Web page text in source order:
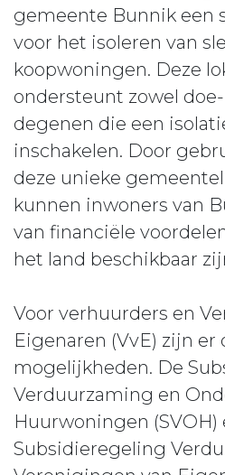
gemeente Bunnik een
voor het isoleren van
koopwoningen. Deze
ondersteunt zowel
degenen die een
inschakelen. Door
deze unieke
kunnen inwoners van
van financiële
het land beschikbaar
Voor verhuurders en
Eigenaren (VvE) zijn er
mogelijkheden. De
Verduurzaming en
Huurwoningen (SVOH)
Subsidieregeling